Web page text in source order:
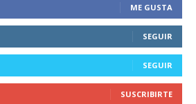
ME GUSTA
SEGUIR
SEGUIR
SUSCRIBIRTE